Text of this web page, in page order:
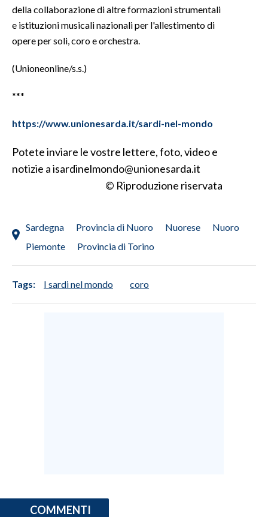
EVENTI
ABBONATI
ANNUNCI
SPIAGGE
STORE
della collaborazione di altre formazioni strumentali
e istituzioni musicali nazionali per l'allestimento di
opere per soli, coro e orchestra.
(Unioneonline/s.s.)
***
https://www.unionesarda.it/sardi-nel-mondo
Potete inviare le vostre lettere, foto, video e
notizie a isardinelmondo@unionesarda.it
© Riproduzione riservata
Sardegna Provincia di Nuoro Nuorese
Nuoro
Piemonte
Provincia di Torino
Tags: I sardi nel mondo coro
COMMENTI